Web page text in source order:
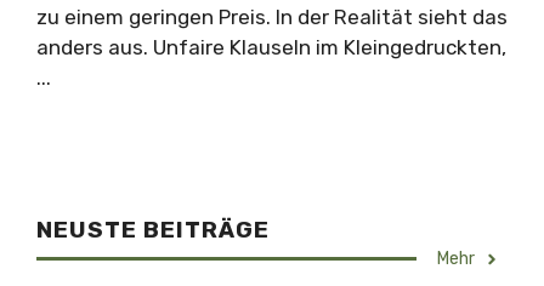
zu einem geringen Preis. In der Realität sieht das
anders aus. Unfaire Klauseln im Kleingedruckten,
...
NEUSTE BEITRÄGE
Mehr